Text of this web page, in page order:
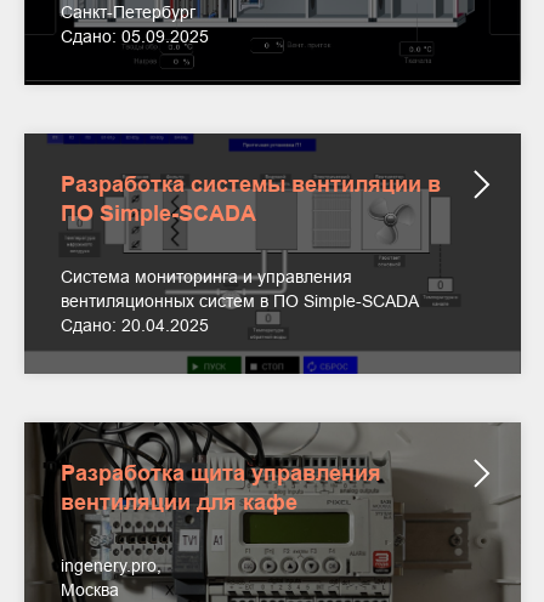
Санкт-Петербург
Сдано: 05.09.2025
Разработка системы вентиляции в
ПО Simple-SCADA
Система мониторинга и управления
вентиляционных систем в ПО Simple-SCADA
Сдано: 20.04.2025
Разработка щита управления
вентиляции для кафе
ingenery.pro,
Москва